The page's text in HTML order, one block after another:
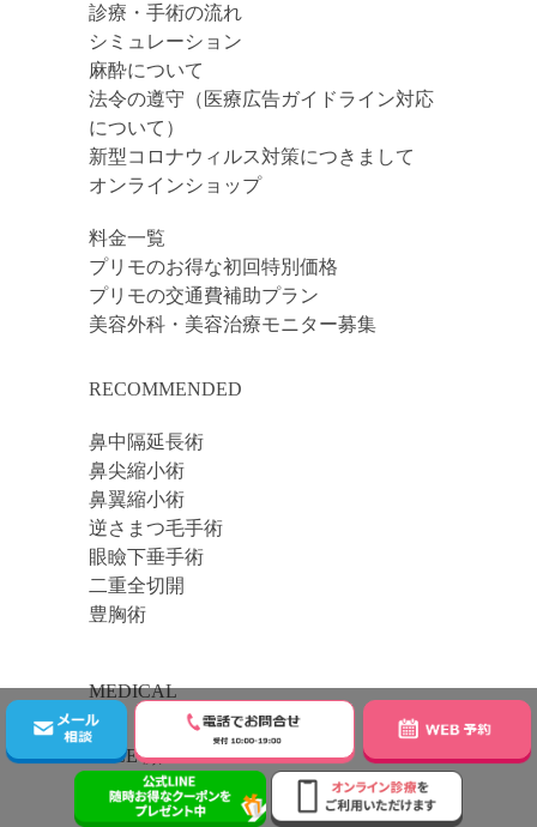
診療・手術の流れ
シミュレーション
麻酔について
法令の遵守（医療広告ガイドライン対応
について）
新型コロナウィルス対策につきまして
オンラインショップ
料金一覧
プリモのお得な初回特別価格
プリモの交通費補助プラン
美容外科・美容治療モニター募集
RECOMMENDED
鼻中隔延長術
鼻尖縮小術
鼻翼縮小術
逆さまつ毛手術
眼瞼下垂手術
二重全切開
豊胸術
MEDICAL
FACE 顔
二重・目もとの整形